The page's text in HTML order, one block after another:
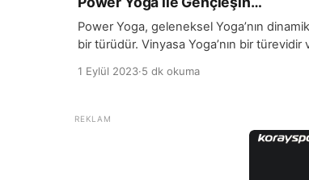
Power Yoga, geleneksel Yoga’nın
bir türüdür. Vinyasa Yoga’nın bir türevidir
Power Yoga dersleri, hızlı ve akıcı
zihinsel, hem de fiziksel olarak zorlayıcı
sunmaktır. Power Yoga’nın temel
1 Eylül 2023·5 dk okuma